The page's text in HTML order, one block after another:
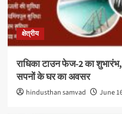
क्षेत्रीय
राधिका टाउन फेज-2 का
सपनों के घर का अवसर
hindusthan samvad June